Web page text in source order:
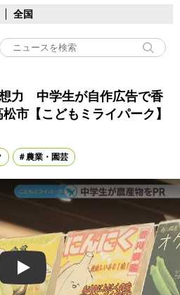
全国
力 中学生が自作広告で香
市【こどもミライパーク】
農業・園芸
Play